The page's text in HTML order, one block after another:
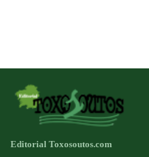
Editorial Toxosoutos.com